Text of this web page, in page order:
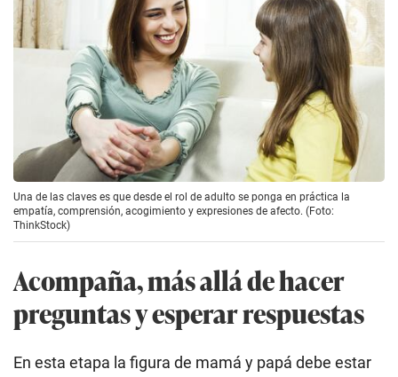
Una de las claves es que desde el rol de adulto se ponga en práctica la
empatía, comprensión, acogimiento y expresiones de afecto. (Foto:
ThinkStock)
Acompaña, más allá de hacer
preguntas y esperar respuestas
En esta etapa la figura de mamá y papá debe estar